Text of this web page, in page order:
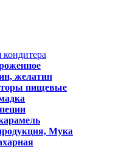
желатин
пищевые
Мука